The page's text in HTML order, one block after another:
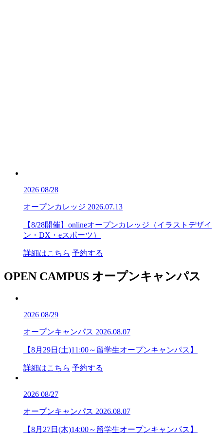
2026 08/28
オープンカレッジ 2026.07.13
【8/28開催】onlineオープンカレッジ（イラストデザイ
ン・DX・eスポーツ）
詳細はこちら 予約する
OPEN CAMPUS オープンキャンパス
2026 08/29
オープンキャンパス 2026.08.07
【8月29日(土)11:00～留学生オープンキャンパス】
詳細はこちら 予約する
2026 08/27
オープンキャンパス 2026.08.07
【8月27日(木)14:00～留学生オープンキャンパス】